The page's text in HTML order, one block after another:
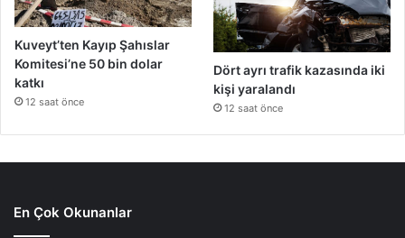
Kuveyt’ten Kayıp Şahıslar
Komitesi’ne 50 bin dolar
katkı
12 saat önce
Dört ayrı trafik kazasında iki
kişi yaralandı
12 saat önce
En Çok Okunanlar